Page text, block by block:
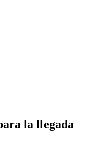
la llegada